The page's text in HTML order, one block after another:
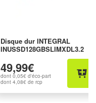
Disque dur INTEGRAL
INUSSD128GBSLIMXDL3.2
49,99€
dont 0,05€ d'éco-part
dont 4,08€ de rcp